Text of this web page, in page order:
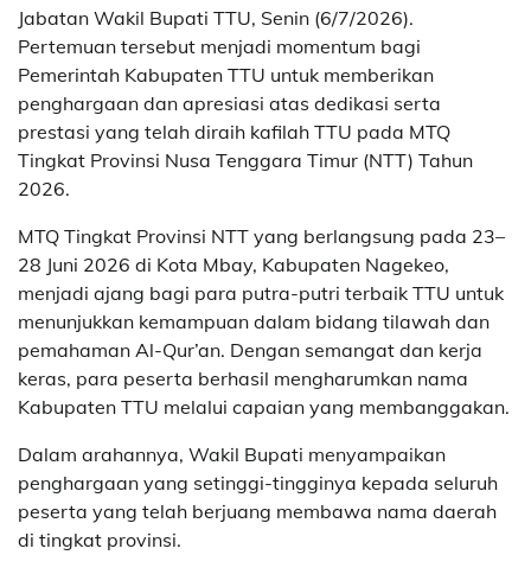
Jabatan Wakil Bupati TTU, Senin (6/7/2026).
Pertemuan tersebut menjadi momentum bagi
Pemerintah Kabupaten TTU untuk memberikan
penghargaan dan apresiasi atas dedikasi serta
prestasi yang telah diraih kafilah TTU pada MTQ
Tingkat Provinsi Nusa Tenggara Timur (NTT) Tahun
2026.
MTQ Tingkat Provinsi NTT yang berlangsung pada 23–
28 Juni 2026 di Kota Mbay, Kabupaten Nagekeo,
menjadi ajang bagi para putra-putri terbaik TTU untuk
menunjukkan kemampuan dalam bidang tilawah dan
pemahaman Al-Qur’an. Dengan semangat dan kerja
keras, para peserta berhasil mengharumkan nama
Kabupaten TTU melalui capaian yang membanggakan.
Dalam arahannya, Wakil Bupati menyampaikan
penghargaan yang setinggi-tingginya kepada seluruh
peserta yang telah berjuang membawa nama daerah
di tingkat provinsi.